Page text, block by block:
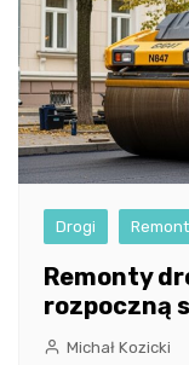
Drogi
Remonty
rozpoczną
Michał Kozicki